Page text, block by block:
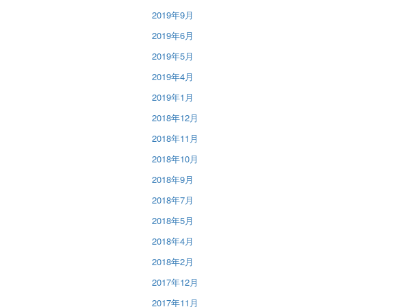
2019年9月
2019年6月
2019年5月
2019年4月
2019年1月
2018年12月
2018年11月
2018年10月
2018年9月
2018年7月
2018年5月
2018年4月
2018年2月
2017年12月
2017年11月